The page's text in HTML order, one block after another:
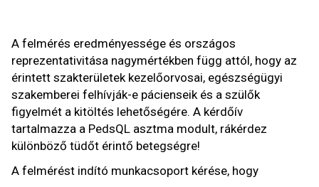
A felmérés eredményessége és országos
reprezentativitása nagymértékben függ attól, hogy az
érintett szakterületek kezelőorvosai, egészségügyi
szakemberei felhívják-e pácienseik és a szülők
figyelmét a kitöltés lehetőségére. A kérdőív
tartalmazza a PedsQL asztma modult, rákérdez
különböző tüdőt érintő betegségre!
A felmérést indító munkacsoport kérése, hogy